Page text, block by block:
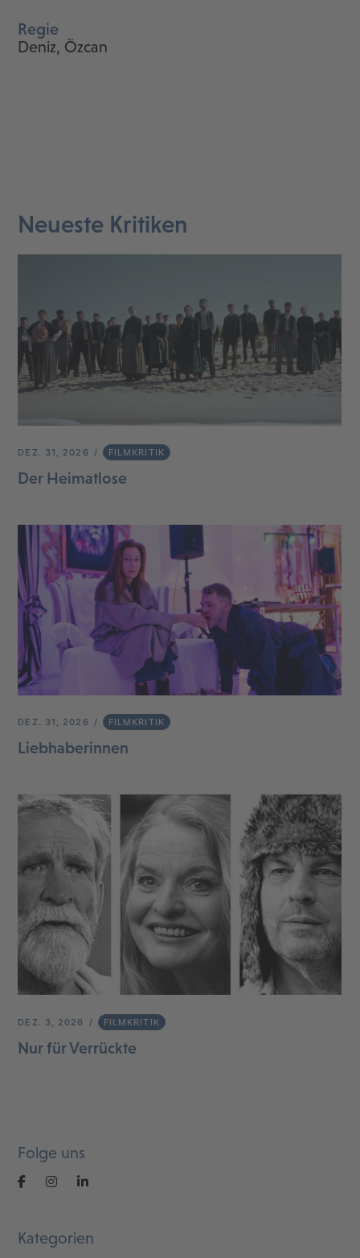
Regie
Deniz, Özcan
Neueste Kritiken
DEZ. 31, 2026 FILMKRITIK
Der Heimatlose
DEZ. 31, 2026 FILMKRITIK
Liebhaberinnen
DEZ. 3, 2026 FILMKRITIK
Nur für Verrückte
Folge uns
Kategorien